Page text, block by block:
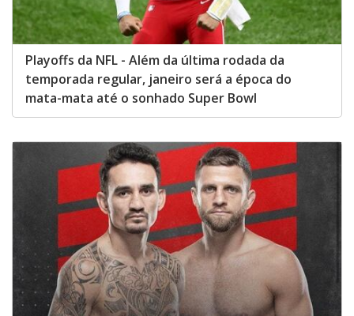
Playoffs da NFL - Além da última rodada da
temporada regular, janeiro será a época do
mata-mata até o sonhado Super Bowl